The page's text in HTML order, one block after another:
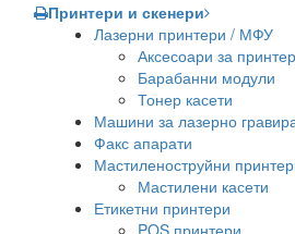
Принтери и скенери
Лазерни принтери / МФУ
Аксесоари за
Барабанни модули
Тонер касети
Машини за лазерно
Факс апарати
Мастиленоструйни
Мастилени касети
Етикетни принтери
POS принтери